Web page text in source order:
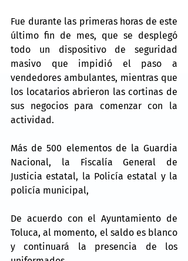
Fue durante las primeras horas de este
último fin de mes, que se desplegó
todo un dispositivo de seguridad
masivo que impidió el paso a
vendedores ambulantes, mientras que
los locatarios abrieron las cortinas de
sus negocios para comenzar con la
actividad.
Más de 500 elementos de la Guardia
Nacional, la Fiscalía General de
Justicia estatal, la Policía estatal y la
policía municipal,
De acuerdo con el Ayuntamiento de
Toluca, al momento, el saldo es blanco
y continuará la presencia de los